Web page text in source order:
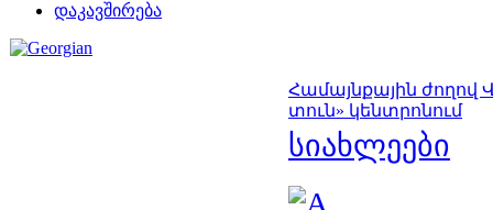
დაკავშირება
Համայնքային ժողով
տուն» կենտրոնում
სიახლეები